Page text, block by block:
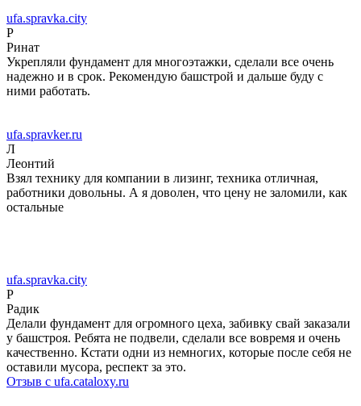
ufa.spravka.city
Р
Ринат
Укрепляли фундамент для многоэтажки, сделали все очень
надежно и в срок. Рекомендую башстрой и дальше буду с
ними работать.
ufa.spravker.ru
Л
Леонтий
Взял технику для компании в лизинг, техника отличная,
работники довольны. А я доволен, что цену не заломили, как
остальные
ufa.spravka.city
Р
Радик
Делали фундамент для огромного цеха, забивку свай заказали
у башстроя. Ребята не подвели, сделали все вовремя и очень
качественно. Кстати одни из немногих, которые после себя не
оставили мусора, респект за это.
Отзыв с ufa.cataloxy.ru